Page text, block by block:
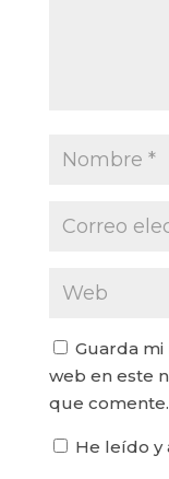
Guarda
web en este
que comente.
He leído y